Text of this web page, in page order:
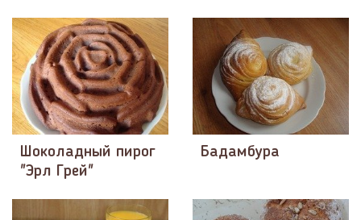
Шоколадный пирог
"Эрл Грей"
Бадамбура